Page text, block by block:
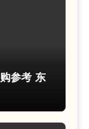
参考 东